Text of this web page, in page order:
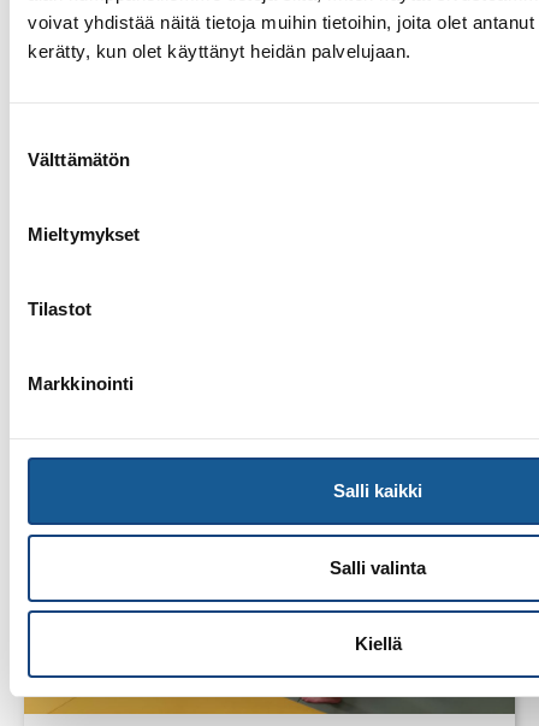
voivat yhdistää näitä tietoja muihin tietoihin, joita olet
kerätty, kun olet käyttänyt heidän palvelujaan.
valinta
Välttämätön
Mieltymykset
Tilastot
Markkinointi
Salli kaikki
Salli valinta
Kiellä
Katojen ystäville kansainvälistä
osaamista Suomeen – kaksi